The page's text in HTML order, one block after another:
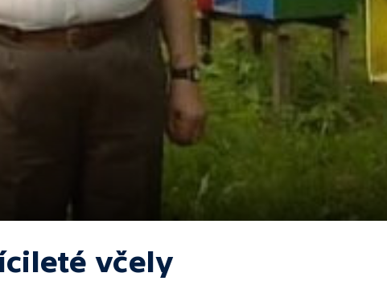
včely